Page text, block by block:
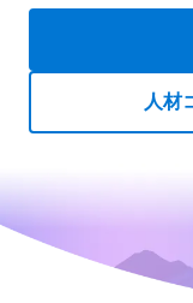
人材